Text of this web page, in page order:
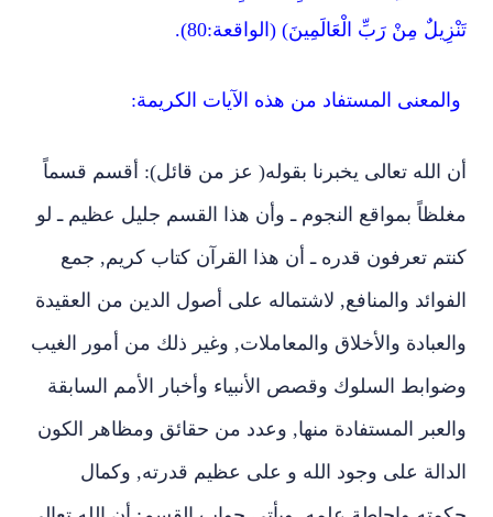
تَنْزِيلٌ مِنْ رَبِّ الْعَالَمِينَ) (الواقعة:80).
والمعنى المستفاد من هذه الآيات الكريمة:
أن الله تعالى يخبرنا بقوله‏(‏ عز من قائل‏):‏ أقسم قسماً
مغلظاً بمواقع النجوم ـ وأن هذا القسم جليل عظيم ـ لو
كنتم تعرفون قدره ـ أن هذا القرآن كتاب كريم‏,‏ جمع
الفوائد والمنافع‏,‏ لاشتماله على أصول الدين من العقيدة
والعبادة والأخلاق والمعاملات‏,‏ وغير ذلك من أمور الغيب
وضوابط السلوك وقصص الأنبياء وأخبار الأمم السابقة
والعبر المستفادة منها‏,‏ وعدد من حقائق ومظاهر الكون
الدالة على وجود الله و على عظيم قدرته‏,‏ وكمال